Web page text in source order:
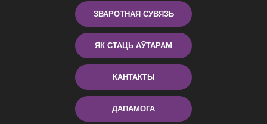
ЗВАРОТНАЯ СУВЯЗЬ
ЯК СТАЦЬ АЎТАРАМ
КАНТАКТЫ
ДАПАМОГА